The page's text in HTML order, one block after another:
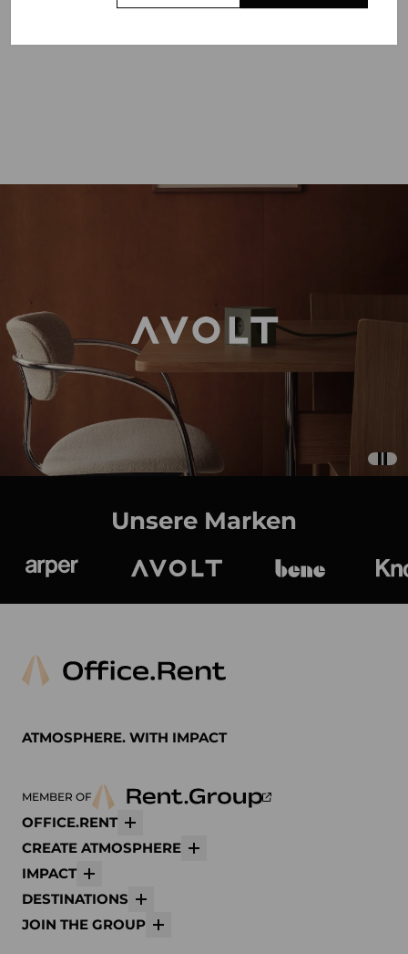
Unsere Marken
ATMOSPHERE. WITH IMPACT
MEMBER OF
OFFICE.RENT
CREATE ATMOSPHERE
IMPACT
DESTINATIONS
JOIN THE GROUP